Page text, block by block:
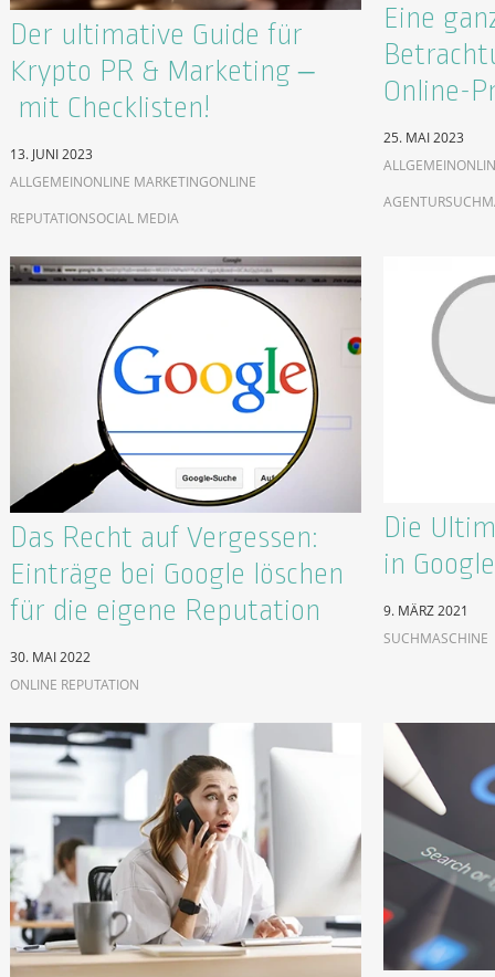
Der ultimative Guide für
Krypto PR & Marketing –
mit Checklisten!
13. JUNI 2023
ALLGEMEINONLINE MARKETINGONLINE
REPUTATIONSOCIAL MEDIA
Eine
Online-
25. MAI 2023
ALLGEMEIN
AGENTUR
Das Recht auf Vergessen:
Einträge bei Google löschen
für die eigene Reputation
30. MAI 2022
ONLINE REPUTATION
Die
in
9. MÄRZ 2021
SUCHMASCHINE